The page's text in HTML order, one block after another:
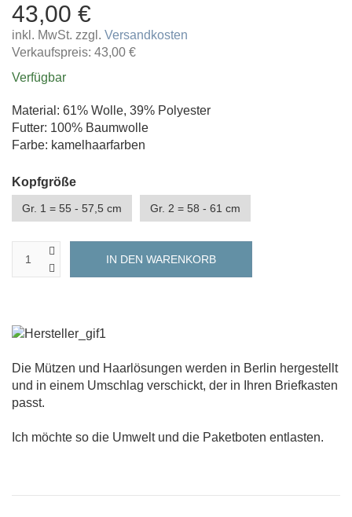
43,00 €
inkl. MwSt. zzgl. Versandkosten
Verkaufspreis: 43,00 €
Verfügbar
Material: 61% Wolle, 39% Polyester
Futter: 100% Baumwolle
Farbe: kamelhaarfarben
Kopfgröße
Gr. 1 = 55 - 57,5 cm Gr. 2 = 58 - 61 cm
Die Mützen und Haarlösungen werden in Berlin hergestellt
und in einem Umschlag verschickt, der in Ihren Briefkasten
passt.
Ich möchte so die Umwelt und die Paketboten entlasten.